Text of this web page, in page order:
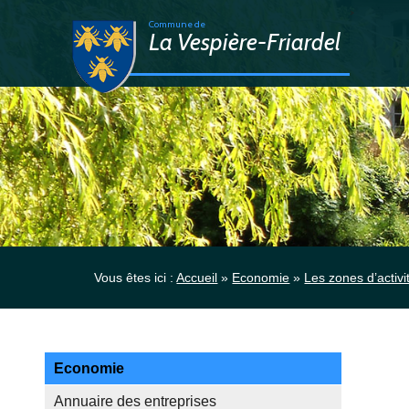
Commune de
La Vespière-Friardel
Vous êtes ici :Accueil » Economie » Les zones
Economie
Annuaire des entreprises